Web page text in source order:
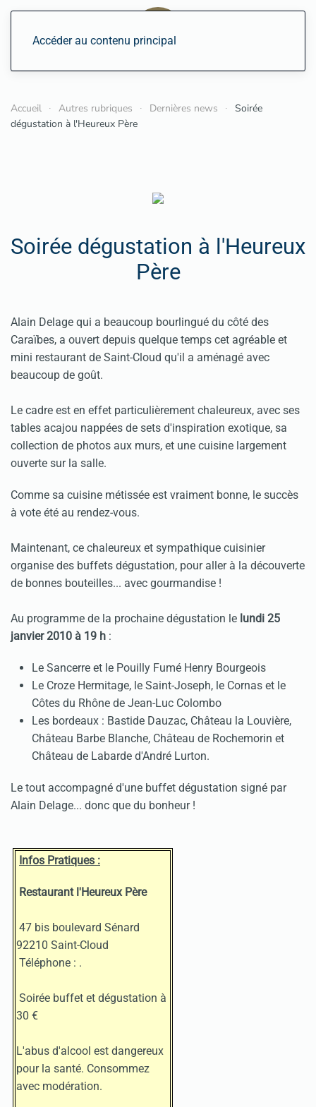
Accéder au contenu principal
Accueil Autres rubriques Dernières news
Soirée
dégustation à l'Heureux Père
Soirée dégustation à l'Heureux
Père
Alain Delage qui a beaucoup bourlingué du côté des
Caraïbes, a ouvert depuis quelque temps cet agréable et
mini restaurant de Saint-Cloud qu'il a aménagé avec
beaucoup de goût.
Le cadre est en effet particulièrement chaleureux, avec ses
tables acajou nappées de sets d'inspiration exotique, sa
collection de photos aux murs, et une cuisine largement
ouverte sur la salle.
Comme sa cuisine métissée est vraiment bonne, le succès
à vote été au rendez-vous.
Maintenant, ce chaleureux et sympathique cuisinier
organise des buffets dégustation, pour aller à la découverte
de bonnes bouteilles... avec gourmandise !
Au programme de la prochaine dégustation le lundi 25
janvier 2010 à 19 h :
Le Sancerre et le Pouilly Fumé Henry Bourgeois
Le Croze Hermitage, le Saint-Joseph, le Cornas et le
Côtes du Rhône de Jean-Luc Colombo
Les bordeaux : Bastide Dauzac, Château la Louvière,
Château Barbe Blanche, Château de Rochemorin et
Château de Labarde d'André Lurton.
Le tout accompagné d'une buffet dégustation signé par
Alain Delage... donc que du bonheur !
Infos Pratiques :
Restaurant l'Heureux Père
47 bis boulevard Sénard
92210 Saint-Cloud
Téléphone : .
Soirée buffet et dégustation à
30 €
L'abus d'alcool est dangereux
pour la santé. Consommez
avec modération.